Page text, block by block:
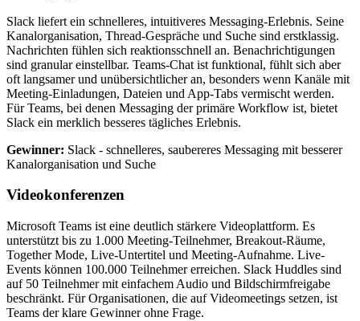
Slack liefert ein schnelleres, intuitiveres Messaging-Erlebnis. Seine
Kanalorganisation, Thread-Gespräche und Suche sind erstklassig.
Nachrichten fühlen sich reaktionsschnell an. Benachrichtigungen
sind granular einstellbar. Teams-Chat ist funktional, fühlt sich aber
oft langsamer und unübersichtlicher an, besonders wenn Kanäle mit
Meeting-Einladungen, Dateien und App-Tabs vermischt werden.
Für Teams, bei denen Messaging der primäre Workflow ist, bietet
Slack ein merklich besseres tägliches Erlebnis.
Gewinner: Slack - schnelleres, saubereres Messaging mit besserer
Kanalorganisation und Suche
Videokonferenzen
Microsoft Teams ist eine deutlich stärkere Videoplattform. Es
unterstützt bis zu 1.000 Meeting-Teilnehmer, Breakout-Räume,
Together Mode, Live-Untertitel und Meeting-Aufnahme. Live-
Events können 100.000 Teilnehmer erreichen. Slack Huddles sind
auf 50 Teilnehmer mit einfachem Audio und Bildschirmfreigabe
beschränkt. Für Organisationen, die auf Videomeetings setzen, ist
Teams der klare Gewinner ohne Frage.